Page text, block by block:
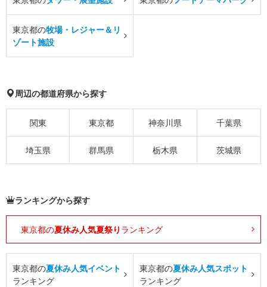
東京都の牧場・レジャー＆リ
ゾート施設
周辺の都道府県から探す
関東 東京都 神奈川県 千葉県
埼玉県 群馬県 栃木県 茨城県
ランキングから探す
東京都の夏休み人気夏祭り ランキング
東京都の夏休み人気イベント
ランキング
東京都の夏休み人気スポット
ランキング